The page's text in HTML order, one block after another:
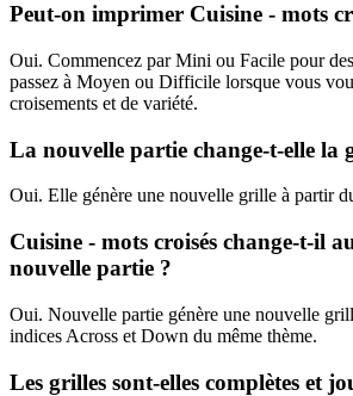
Peut-on imprimer Cuisine - mots
Oui. Commencez par Mini ou Facile pour
passez à Moyen ou Difficile lorsque vous
croisements et de variété.
La nouvelle partie change-t-elle la
Oui. Elle génère une nouvelle grille à partir
Cuisine - mots croisés change-t-il
nouvelle partie ?
Oui. Nouvelle partie génère une nouvelle
indices Across et Down du même thème.
Les grilles sont-elles complètes et